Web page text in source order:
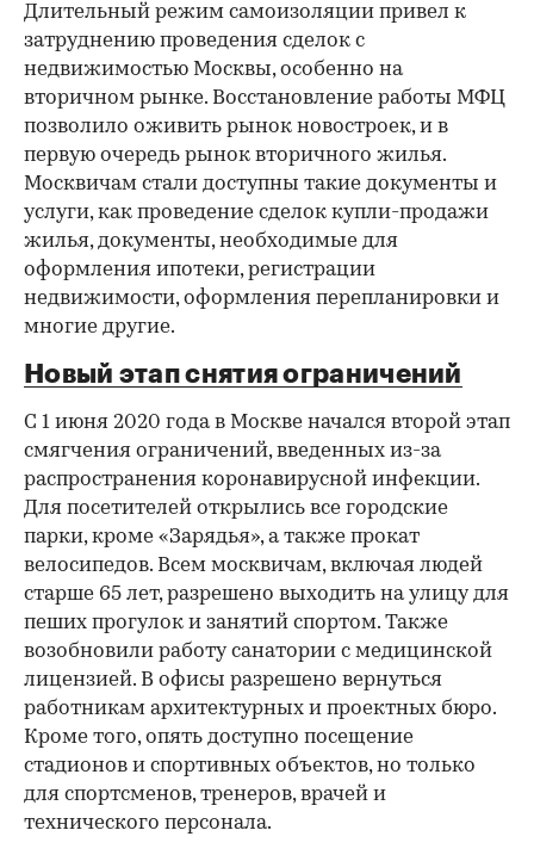
Длительный режим самоизоляции привел к
затруднению проведения сделок с
недвижимостью Москвы, особенно на
вторичном рынке. Восстановление работы МФЦ
позволило оживить рынок новостроек, и в
первую очередь рынок вторичного жилья.
Москвичам стали доступны такие документы и
услуги, как проведение сделок купли-продажи
жилья, документы, необходимые для
оформления ипотеки, регистрации
недвижимости, оформления перепланировки и
многие другие.
Новый этап снятия ограничений
С 1 июня 2020 года в Москве начался второй этап
смягчения ограничений, введенных из-за
распространения коронавирусной инфекции.
Для посетителей открылись все городские
парки, кроме «Зарядья», а также прокат
велосипедов. Всем москвичам, включая людей
старше 65 лет, разрешено выходить на улицу для
пеших прогулок и занятий спортом. Также
возобновили работу санатории с медицинской
лицензией. В офисы разрешено вернуться
работникам архитектурных и проектных бюро.
Кроме того, опять доступно посещение
стадионов и спортивных объектов, но только
для спортсменов, тренеров, врачей и
технического персонала.